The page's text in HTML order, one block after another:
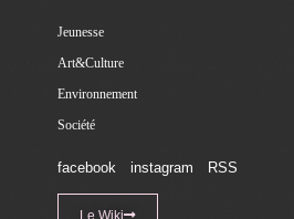
Jeunesse
Art&Culture
Environnement
Société
facebook instagram RSS
Le Wiki